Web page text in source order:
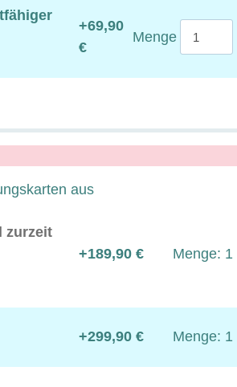
+69,90
€
Menge
aus
zurzeit
+189,90 € Menge: 1
+299,90 € Menge: 1